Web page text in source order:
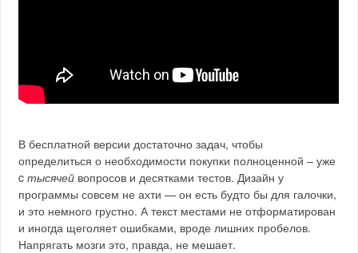
В бесплатной версии достаточно задач, чтобы
определиться о необходимости покупки полноценной – уже
cтысячей вопросов и десятками тестов. Дизайн у
программы совсем не ахти — он есть будто бы для галочки,
и это немного грустно. А текст местами не отформатирован
и иногда щеголяет ошибками, вроде лишних пробелов.
Напрягать мозги это, правда, не мешает.